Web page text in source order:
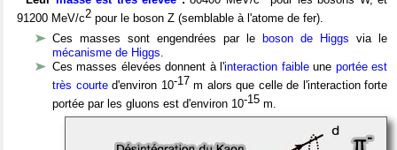
91200 MeV/c2 pour le boson Z (semblable à l'atome de fer).
Ces masses sont engendrées par le boson de Higgs via le
mécanisme de Higgs
Ces masses élevées donnent à l'interaction faibleune portée est
très courted'environ 10-17 m alors que celle de l'interaction forte
portée par les gluons est d'environ 10-15 m.